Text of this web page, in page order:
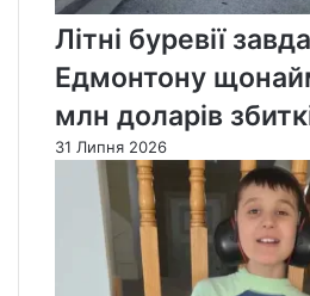
Літні буревії
Едмонтону
млн доларів
31 Липня 2026